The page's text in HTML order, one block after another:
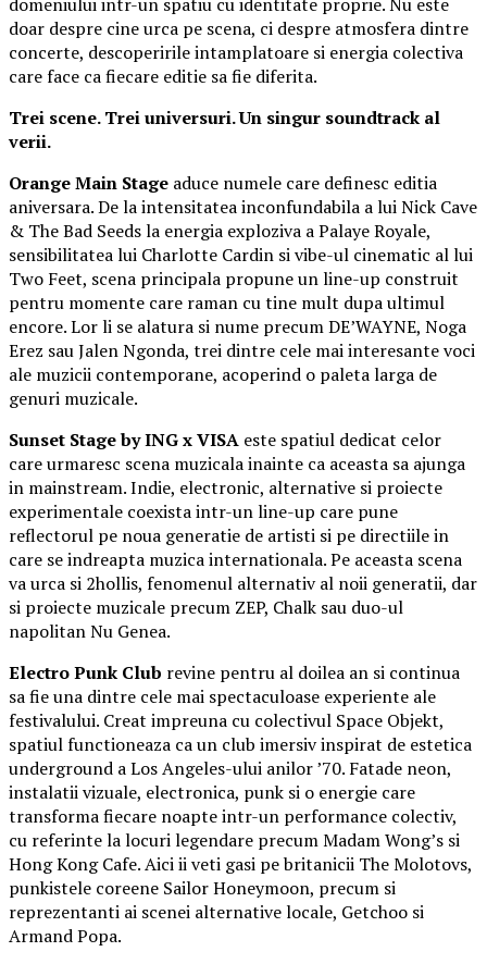
doar despre cine urca pe scena, ci despre atmosfera dintre
concerte, descoperirile intamplatoare si energia colectiva
care face ca fiecare editie sa fie diferita.
Trei scene. Trei universuri. Un singur soundtrack al
verii.
Orange Main Stage aduce numele care definesc editia
aniversara. De la intensitatea inconfundabila a lui Nick Cave
& The Bad Seeds la energia exploziva a Palaye Royale,
sensibilitatea lui Charlotte Cardin si vibe-ul cinematic al lui
Two Feet, scena principala propune un line-up construit
pentru momente care raman cu tine mult dupa ultimul
encore. Lor li se alatura si nume precum DE’WAYNE, Noga
Erez sau Jalen Ngonda, trei dintre cele mai interesante voci
ale muzicii contemporane, acoperind o paleta larga de
genuri muzicale.
Sunset Stage by ING x VISA este spatiul dedicat celor
care urmaresc scena muzicala inainte ca aceasta sa ajunga
in mainstream. Indie, electronic, alternative si proiecte
experimentale coexista intr-un line-up care pune
reflectorul pe noua generatie de artisti si pe directiile in
care se indreapta muzica internationala. Pe aceasta scena
va urca si 2hollis, fenomenul alternativ al noii generatii, dar
si proiecte muzicale precum ZEP, Chalk sau duo-ul
napolitan Nu Genea.
Electro Punk Club revine pentru al doilea an si continua
sa fie una dintre cele mai spectaculoase experiente ale
festivalului. Creat impreuna cu colectivul Space Objekt,
spatiul functioneaza ca un club imersiv inspirat de estetica
underground a Los Angeles-ului anilor ’70. Fatade neon,
instalatii vizuale, electronica, punk si o energie care
transforma fiecare noapte intr-un performance colectiv,
cu referinte la locuri legendare precum Madam Wong’s si
Hong Kong Cafe. Aici ii veti gasi pe britanicii The Molotovs,
punkistele coreene Sailor Honeymoon, precum si
reprezentanti ai scenei alternative locale, Getchoo si
Armand Popa.